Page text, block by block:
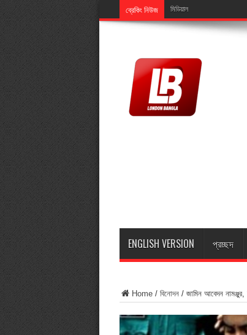
ব্রেকিং নিউজ মিডিয়ালিংক এর এমডি মুজিব
ENGLISH VERSION প্রচ্ছদ
Home/ বিনোদন/ জামিন আবেদন নামঞ্জুর,